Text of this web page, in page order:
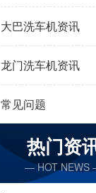
大巴洗车机资讯
龙门洗车机资讯
常见问题
热门资
— HOT NEWS